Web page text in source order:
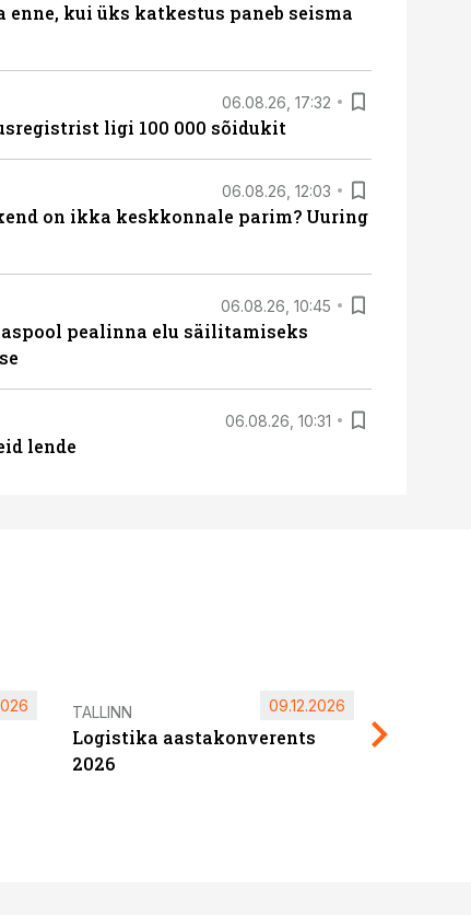
enne, kui üks katkestus paneb seisma
06.08.26, 17:32
ligi 100 000 sõidukit
06.08.26, 12:03
on ikka keskkonnale parim? Uuring
06.08.26, 10:45
pealinna elu säilitamiseks
06.08.26, 10:31
lende
TALLINN
Logistika aastakonverents
2026
09.12.2026